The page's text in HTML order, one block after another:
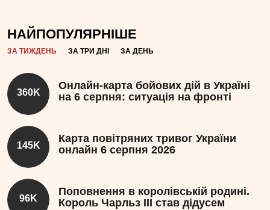
НАЙПОПУЛЯРНІШЕ
ЗА ТИЖДЕНЬ ЗА ТРИ ДНІ ЗА ДЕНЬ
360K
Онлайн-карта бойових дій в Україні
на 6 серпня: ситуація на фронті
145K
Карта повітряних тривог України
онлайн 6 серпня 2026
96K
Поповнення в королівській родині.
Король Чарльз III став дідусем